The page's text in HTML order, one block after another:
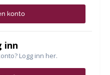
konto
inn
Logg inn her.